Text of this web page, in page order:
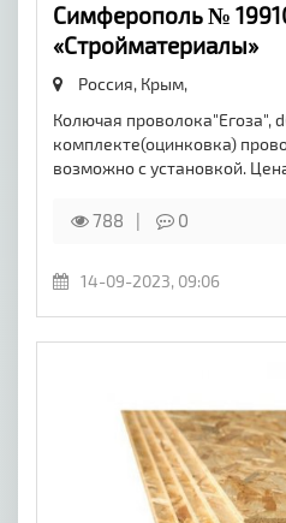
Симферополь №
«Стройматериалы»
Россия, Крым,
Колючая проволока"Егоза",
комплекте(оцинковка)
возможно с установкой.
788 0
14-09-2023, 09:06